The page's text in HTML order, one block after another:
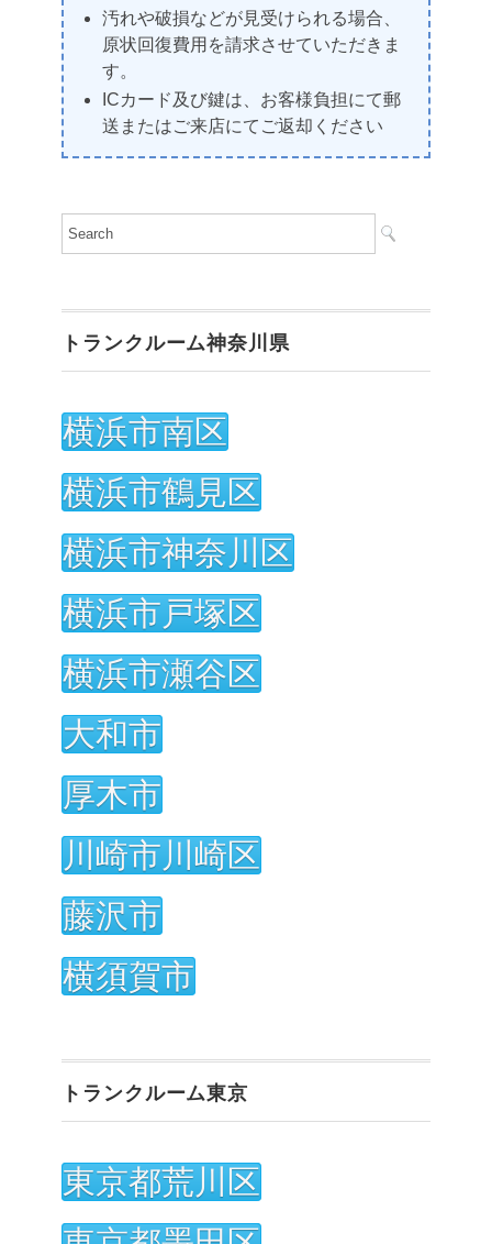
汚れや破損などが見受けられる場合、
原状回復費用を請求させていただきま
す。
ICカード及び鍵は、お客様負担にて郵
送またはご来店にてご返却ください
トランクルーム神奈川県
横浜市南区
横浜市鶴見区
横浜市神奈川区
横浜市戸塚区
横浜市瀬谷区
大和市
厚木市
川崎市川崎区
藤沢市
横須賀市
トランクルーム東京
東京都荒川区